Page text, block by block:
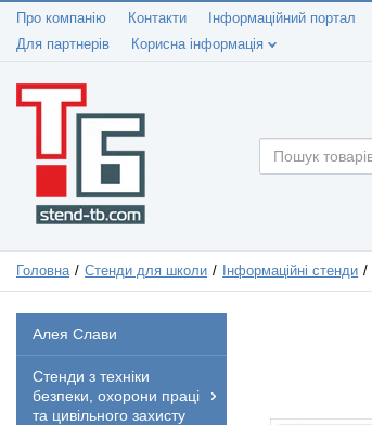
Про компанію Контакти Інформаційний портал
Для партнерів
Корисна інформація
Головна Стенди для школи Інформаційні стенди
Алея Слави
Стенди з техніки
безпеки, охорони праці
та цивільного захисту